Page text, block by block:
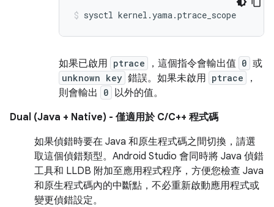
如果已啟用 ptrace ，這個指令會輸出值 0 或
unknown key 錯誤。如果未啟用 ptrace
，
則會輸出
0 以外的值。
Dual (Java + Native) - 僅適用於 C/C++ 程式碼
如果偵錯時要在 Java 和原生程式碼之間切換，請選
取這個偵錯類型。Android Studio 會同時將 Java 偵錯
工具和 LLDB 附加至應用程式程序，方便您檢查 Java
和原生程式碼內的中斷點，不必重新啟動應用程式或
變更偵錯設定。